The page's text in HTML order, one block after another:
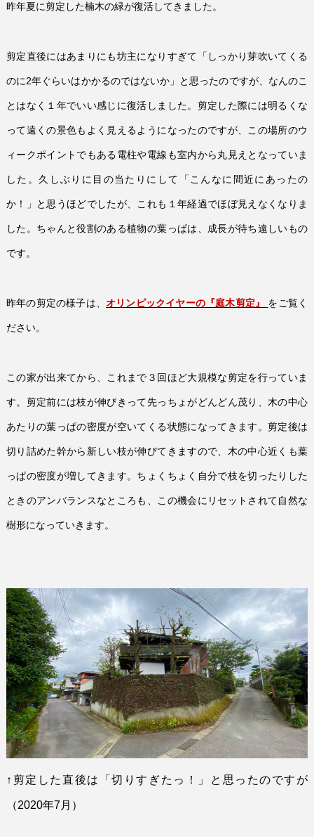
昨年夏に剪定した楠木の緑が復活してきました。
剪定直後にはあまりにも坊主になりすぎて「しっかり芽吹いてくる
のに2年ぐらいはかかるのではないか」と思ったのですが、なんのこ
とはなく１年でいい感じに復活しました。剪定した際には明るくな
って遠くの景色もよく見えるようになったのですが、この場所のウ
ィークポイントでもある電柱や電線も室内から丸見えとなっていま
した。久しぶりに目の当たりにして「こんなに間近にあったの
か！」と思うほどでしたが、これも１年経過でほぼ見えなくなりま
した。ちゃんと役割のある植物の葉っぱは、成長が待ち遠しいもの
です。
昨年の剪定の様子は、 オリンピックイヤーの『庭木剪定』 をご覧く
ださい。
この家が出来てから、これまで３回ほど大規模な剪定を行っていま
す。剪定前には枝が伸びきって先っちょがどんどん茂り、木の中心
あたりの葉っぱの密度が空いてくる状態になってきます。剪定後は
切り詰めた幹から新しい枝が伸びてきますので、木の中心近くも葉
っぱの密度が増してきます。ちょくちょく自分で枝を切ったりした
ときのアンバランスなところも、この機会にリセットされて自然な
樹形になっていきます。
↑ 剪定した直後は「切りすぎたっ！」と思ったのですが
（2020年7 月）